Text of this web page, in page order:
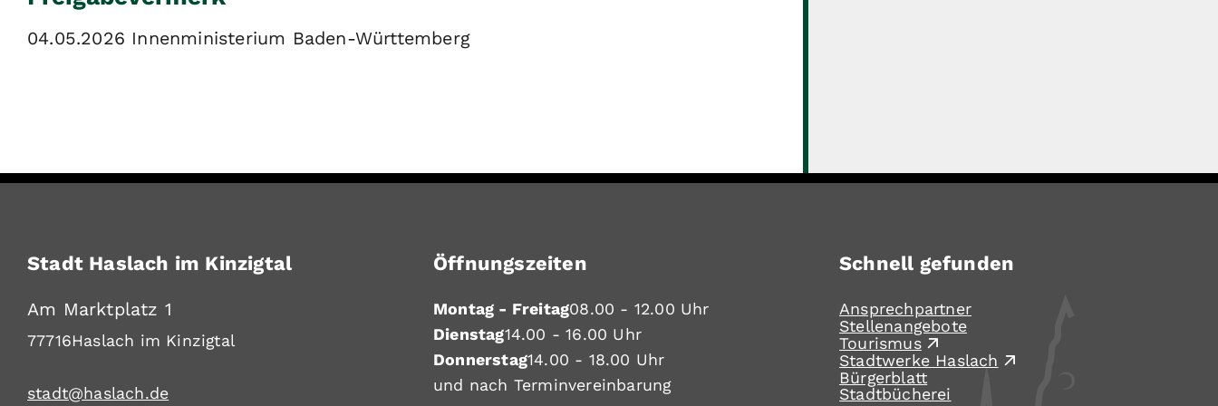
04.05.2026 Innenministerium Baden-Württemberg
Stadt Haslach im Kinzigtal
Am Marktplatz 1
77716Haslach im Kinzigtal
stadt@haslach.de
Öffnungszeiten
Montag - Freitag08.00 - 12.00 Uhr
Dienstag14.00 - 16.00 Uhr
Donnerstag14.00 - 18.00 Uhr
und nach Terminvereinbarung
Schnell gefunden
Ansprechpartner
Stellenangebote
Tourismus
Stadtwerke Haslach
Bürgerblatt
Stadtbücherei